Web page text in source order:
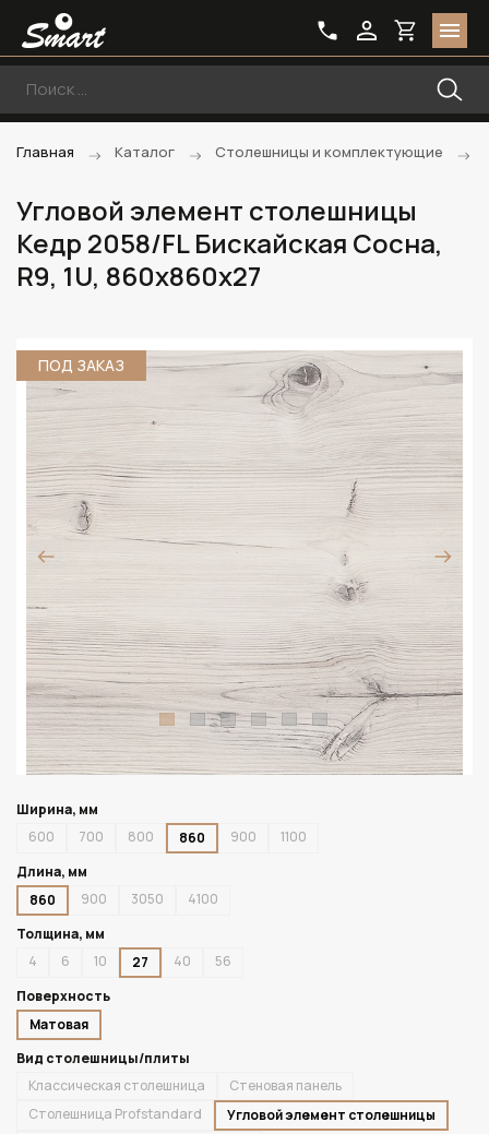
Главная Каталог Столешницы и комплектующие
Угловой элемент столешницы
Кедр 2058/FL Бискайская Сосна,
R9, 1U, 860х860х27
ПОД ЗАКАЗ
Ширина, мм
600
700 800 860 900
1100
Длина, мм
860
900 3050
4100
Толщина, мм
4
6 10 27 40
56
Поверхность
Матовая
Вид столешницы/плиты
Классическая столешница
Стеновая панель
Столешница Profstandard
Угловой элемент столешницы